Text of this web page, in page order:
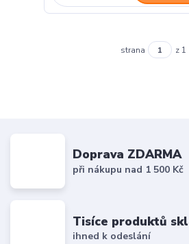
strana z 1
Doprava ZDARMA
při nákupu nad 1 500 Kč
Tisíce produktů
ihned k odeslání